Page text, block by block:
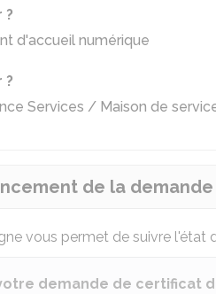
?
d'accueil numérique
?
Services / Maison de
de la demande
vous permet de suivre
demande de certificat